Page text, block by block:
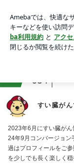
アプリをダウンロ
ょう。
654
すい臓が
2023年6月にすい臓が
24年9月コンバージョン
過はプロフィールをご
を少しでも長く楽しく